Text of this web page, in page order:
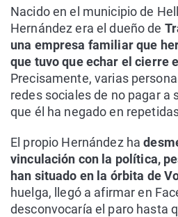
Nacido en el municipio de
Hernández era el dueño de
una empresa familiar que
que tuvo que echar el cierre
Precisamente, varias
redes sociales de no pagar a
que él ha negado en
El propio Hernández ha
vinculación con la política,
han situado en la órbita de
huelga, llegó a afirmar en
desconvocaría el paro hasta